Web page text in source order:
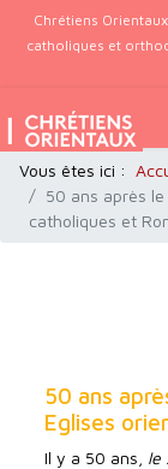
Chrétiens
catholiques et
Vous êtes ici :
50 ans après
catholiques et
50 ans
Eglises
Il y a 50 ans, le